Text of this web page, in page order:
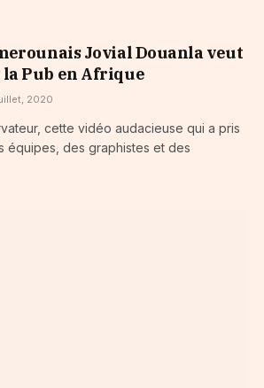
Jovial Douanla veut
Pub en Afrique
2020
cette vidéo audacieuse qui a pris
équipes, des graphistes et des